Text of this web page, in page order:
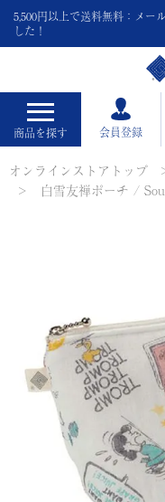
5,500円以上で送料無料：メー
した！
商品を探す 会員登録
オンラインストアトップ
白雪友禅ポーチ /